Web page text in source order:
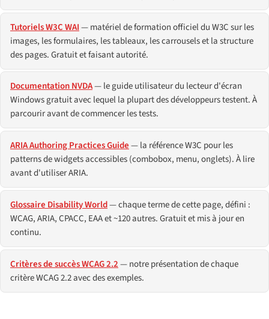
Tutoriels W3C WAI— matériel de formation officiel du W3C sur les
images, les formulaires, les tableaux, les carrousels et la structure
des pages. Gratuit et faisant autorité.
Documentation NVDA— le guide utilisateur du lecteur d'écran
Windows gratuit avec lequel la plupart des développeurs testent. À
parcourir avant de commencer les tests.
ARIA Authoring Practices Guide— la référence W3C pour les
patterns de widgets accessibles (combobox, menu, onglets). À lire
avant d'utiliser ARIA.
Glossaire Disability World— chaque terme de cette page, défini :
WCAG, ARIA, CPACC, EAA et ~120 autres. Gratuit et mis à jour en
continu.
Critères de succès WCAG 2.2— notre présentation de chaque
critère WCAG 2.2 avec des exemples.